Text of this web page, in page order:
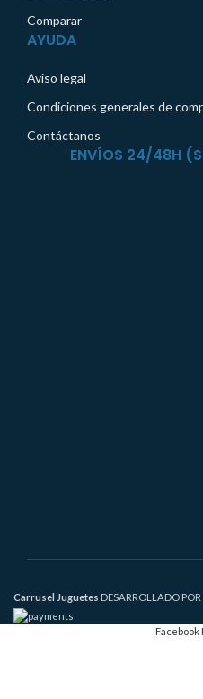
Comparar
AYUDA
Aviso legal
Condiciones generales de
Contáctanos
ENVÍOS 24/48H
Carrusel Juguetes DESARROLLADO POR
Facebook